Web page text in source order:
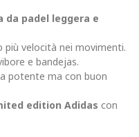
da padel leggera e
velocità nei movimenti.
e bandejas.
potente ma con buon
edition Adidas con